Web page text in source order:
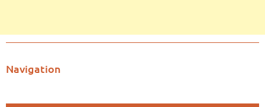
Navigation